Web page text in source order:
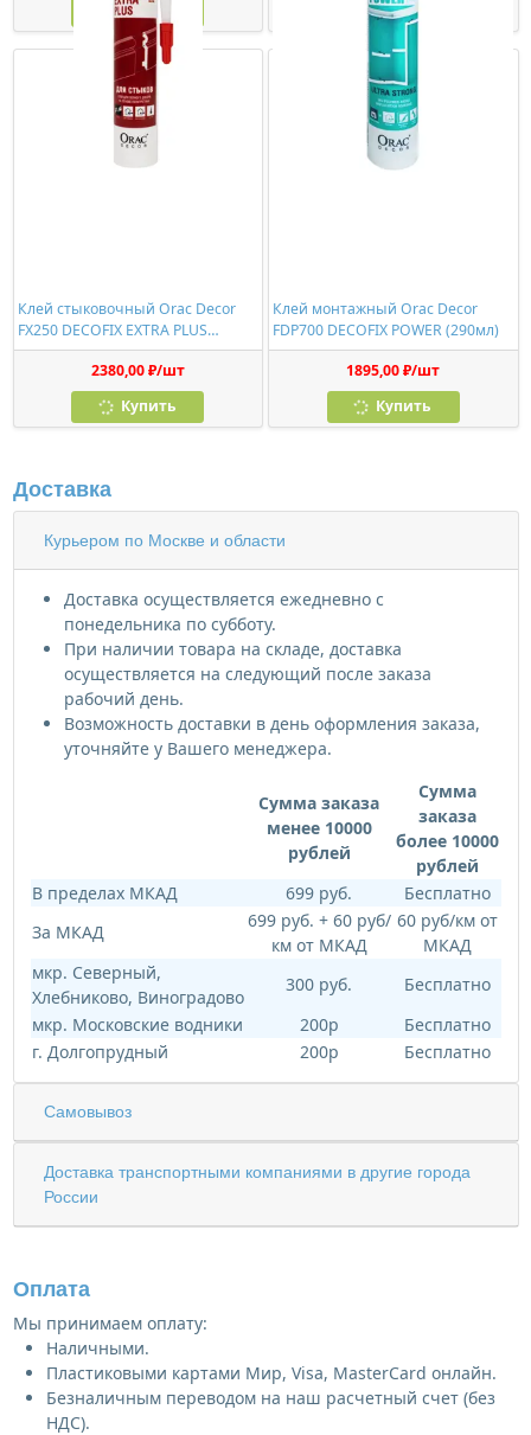
Купить Купить
Клей стыковочный Orac Decor
FX250 DECOFIX EXTRA PLUS
(310мл)
2380,00 ₽/шт
Купить
Клей монтажный Orac Decor
FDP700 DECOFIX POWER (290мл)
1895,00 ₽/шт
Купить
Доставка
Курьером по Москве и области
Доставка осуществляется ежедневно с
понедельника по субботу.
При наличии товара на складе, доставка
осуществляется на следующий после заказа
рабочий день.
Возможность доставки в день оформления заказа,
уточняйте у Вашего менеджера.
Сумма заказа
менее 10000
рублей
Сумма
заказа
более 10000
рублей
В пределах МКАД
699 руб.
Бесплатно
За МКАД
699 руб. + 60 руб/
км от МКАД
60 руб/км от
МКАД
мкр. Северный,
Хлебниково, Виноградово
300 руб.
Бесплатно
мкр. Московские водники
200р
Бесплатно
г. Долгопрудный
200р Бесплатно
Самовывоз
Доставка транспортными компаниями в другие города
России
Оплата
Мы принимаем оплату:
Наличными.
Пластиковыми картами Мир, Visa, MasterCard онлайн.
Безналичным переводом на наш расчетный счет (без
НДС).